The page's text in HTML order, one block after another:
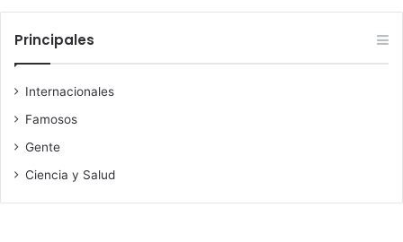
Principales
Internacionales
Famosos
Gente
Ciencia y Salud